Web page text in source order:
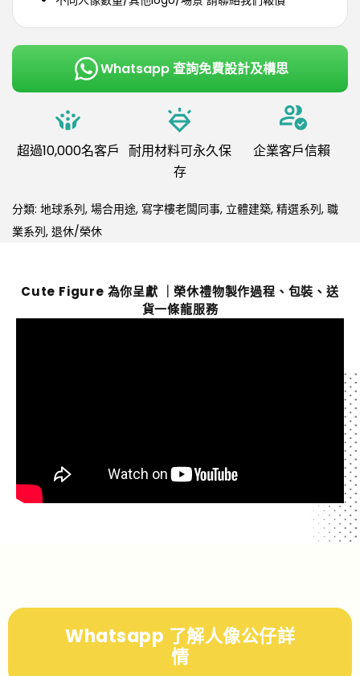
Whatsapp 查詢免費設計及構思
超過10,000名客戶 耐用材料可永久保
存
企業客戶信賴
分類: 地球系列, 場合用途, 寫字樓老闆同事, 立體建築, 精選系列, 職
業系列, 退休/榮休
Cute Figure 為你呈獻 ｜榮休禮物製作過程、包裝、送
貨一條龍服務
Whatsapp 了解人像公仔詳
情